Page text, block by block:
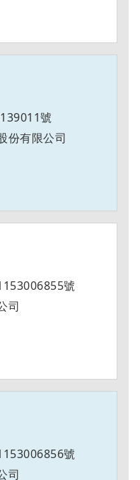
號
份有限公司
號
司
號
司